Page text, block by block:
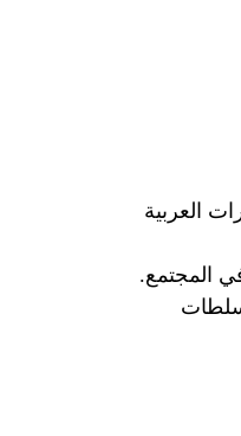
العربية
المجتمع.